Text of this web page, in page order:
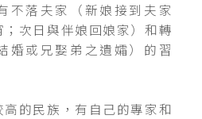
不落夫家（新娘接到夫家
次日與伴娘回娘家）和轉
婚或兄娶弟之遺孀）的習
的民族，有自己的專家和